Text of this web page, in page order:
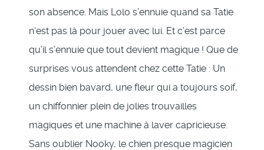
son absence. Mais Lolo s’ennuie quand sa Tatie
n’est pas là pour jouer avec lui. Et c’est parce
qu’il s’ennuie que tout devient magique ! Que de
surprises vous attendent chez cette Tatie : Un
dessin bien bavard, une fleur qui a toujours soif,
un chiffonnier plein de jolies trouvailles
magiques et une machine à laver capricieuse.
Sans oublier Nooky, le chien presque magicien